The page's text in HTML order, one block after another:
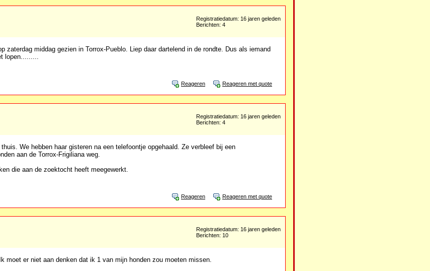
Registratiedatum: 16 jaren geleden
Berichten: 4
zaterdag middag gezien in Torrox-Pueblo. Liep daar dartelend in de rondte. Dus als iemand
lopen.........
Reageren Reageren met quote
Registratiedatum: 16 jaren geleden
Berichten: 4
We hebben haar gisteren na een telefoontje opgehaald. Ze verbleef bij een
aan de Torrox-Frigiliana weg.
die aan de zoektocht heeft meegewerkt.
Reageren Reageren met quote
Registratiedatum: 16 jaren geleden
Berichten: 10
moet er niet aan denken dat ik 1 van mijn honden zou moeten missen.